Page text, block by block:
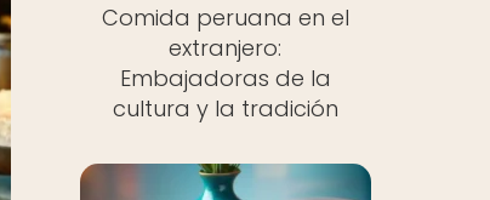
Comida peruana en el
extranjero:
Embajadoras de la
cultura y la tradición